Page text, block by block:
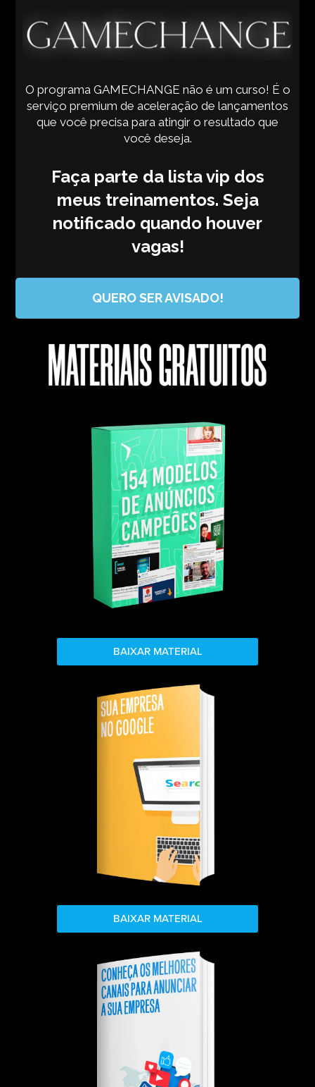
O programa GAMECHANGE não é um curso! É o
serviço premium de aceleração de lançamentos
que você precisa para atingir o resultado que
você deseja.
Faça parte da lista vip dos
meus treinamentos. Seja
notificado quando houver
vagas!
QUERO SER AVISADO!
BAIXAR MATERIAL
BAIXAR MATERIAL